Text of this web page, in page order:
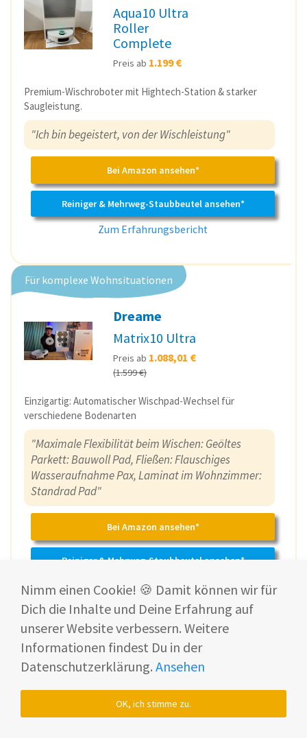
Aqua10 Ultra
Roller
Complete
Preis ab 1.199 €
Premium-Wischroboter mit Hightech-Station & starker
Saugleistung.
"Ich bin begeistert, von der Wischleistung"
Bei Amazon ansehen*
Reiniger & Mehrweg-Staubbeutel ansehen*
Zum Erfahrungsbericht
Für komplexe Wohnsituationen
Dreame
Matrix10 Ultra
Preis ab 1.088,01 €
(1.599 €)
Einzigartig: Automatischer Wischpad-Wechsel für
verschiedene Bodenarten
"Maximale Flexibilität beim Wischen: Geöltes
Parkett: Bauwoll Pad, Fließen: Flauschiges
Wasseraufnahme Pax, Laminat im Wohnzimmer:
Standrad Pad"
Bei Amazon ansehen*
Reiniger & Mehrweg-Staubbeutel ansehen*
Zum Erfahrungsbericht
Für sensiblere Böden
Dreame
Aqua10 Ultra
Track
Nimm einen Cookie! 🍪 Damit können wir für
Dich die Inhalte und Deine Erfahrung auf
unserer Website verbessern. Weitere
Informationen findest Du in der
Datenschutzerklärung. Ansehen
OK, ich stimme zu.